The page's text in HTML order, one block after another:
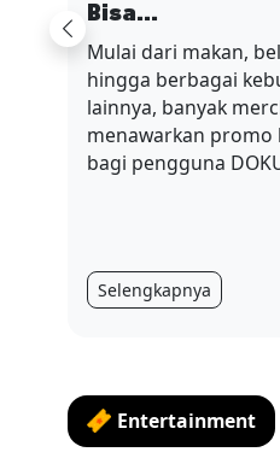
Previous
Bisa...
Mulai dari makan,
hingga berbagai
lainnya, banyak
menawarkan promo
bagi pengguna
Selengkapnya
Entertainment